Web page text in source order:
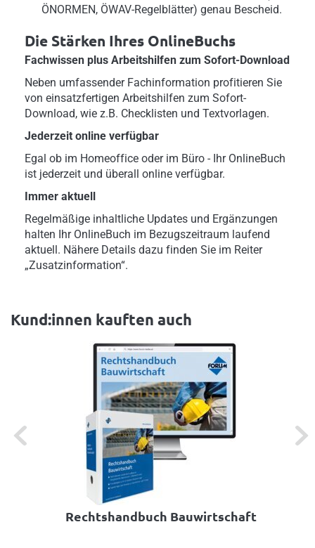
ÖNORMEN, ÖWAV-Regelblätter) genau Bescheid.
Die Stärken Ihres OnlineBuchs
Fachwissen plus Arbeitshilfen zum Sofort-Download
Neben umfassender Fachinformation profitieren Sie
von einsatzfertigen Arbeitshilfen zum Sofort-
Download, wie z.B. Checklisten und Textvorlagen.
Jederzeit online verfügbar
Egal ob im Homeoffice oder im Büro - Ihr OnlineBuch
ist jederzeit und überall online verfügbar.
Immer aktuell
Regelmäßige inhaltliche Updates und Ergänzungen
halten Ihr OnlineBuch im Bezugszeitraum laufend
aktuell. Nähere Details dazu finden Sie im Reiter
„Zusatzinformation“.
Kund:innen kauften auch
Previous Next
Rechtshandbuch Bauwirtschaft